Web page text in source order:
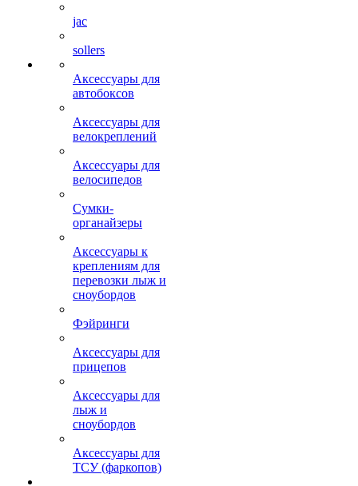
jac
sollers
Аксессуары для
автобоксов
Аксессуары для
велокреплений
Аксессуары для
велосипедов
Сумки-
органайзеры
Аксессуары к
креплениям для
перевозки лыж и
сноубордов
Фэйринги
Аксессуары для
прицепов
Аксессуары для
лыж и
сноубордов
Аксессуары для
ТСУ (фаркопов)